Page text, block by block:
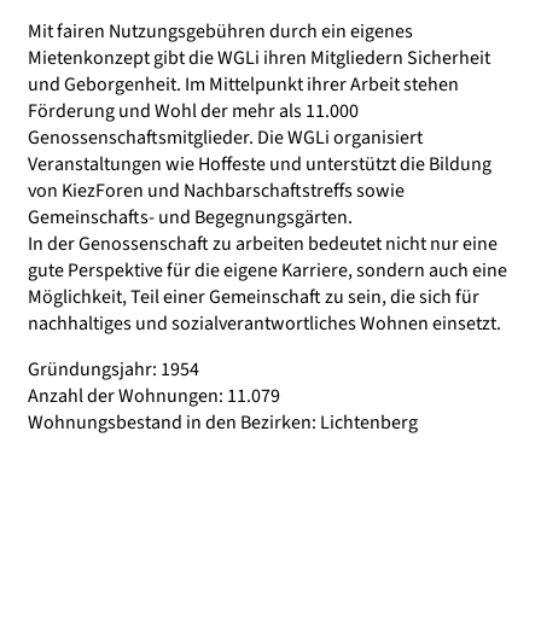
Mit fairen Nutzungsgebühren durch ein eigenes
Mietenkonzept gibt die WGLi ihren Mitgliedern Sicherheit
und Geborgenheit. Im Mittelpunkt ihrer Arbeit stehen
Förderung und Wohl der mehr als 11.000
Genossenschaftsmitglieder. Die WGLi organisiert
Veranstaltungen wie Hoffeste und unterstützt die Bildung
von KiezForen und Nachbarschaftstreffs sowie
Gemeinschafts- und Begegnungsgärten.
In der Genossenschaft zu arbeiten bedeutet nicht nur eine
gute Perspektive für die eigene Karriere, sondern auch eine
Möglichkeit, Teil einer Gemeinschaft zu sein, die sich für
nachhaltiges und sozialverantwortliches Wohnen einsetzt.
Gründungsjahr: 1954
Anzahl der Wohnungen: 11.079
Wohnungsbestand in den Bezirken: Lichtenberg